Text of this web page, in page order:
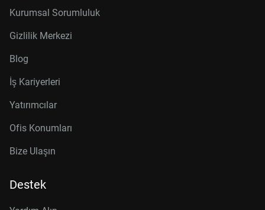
Kurumsal Sorumluluk
Gizlilik Merkezi
Blog
İş Kariyerleri
Yatırımcılar
Ofis Konumları
Bize Ulaşın
Destek